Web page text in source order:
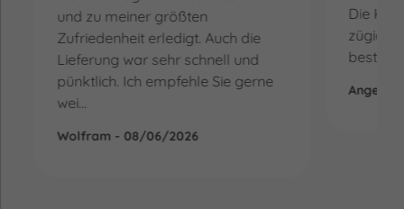
und zu meiner größten
Zufriedenheit erledigt. Auch die
Lieferung war sehr schnell und
pünktlich. Ich empfehle Sie gerne
wei...
Wolfram - 08/06/2026
Die
zügig.